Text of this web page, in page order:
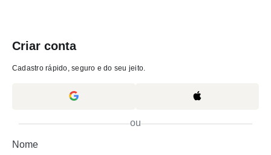
Criar conta
Cadastro rápido, seguro e do seu jeito.
ou
Nome